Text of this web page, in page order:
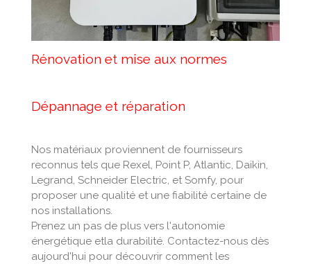
Rénovation et mise aux normes
Dépannage et réparation
Nos matériaux proviennent de fournisseurs
reconnus tels que Rexel, Point P, Atlantic, Daikin,
Legrand, Schneider Electric, et Somfy, pour
proposer une qualité et une fiabilité certaine de
nos installations.
Prenez un pas de plus vers l'autonomie
énergétique etla durabilité. Contactez-nous dès
aujourd'hui pour découvrir comment les